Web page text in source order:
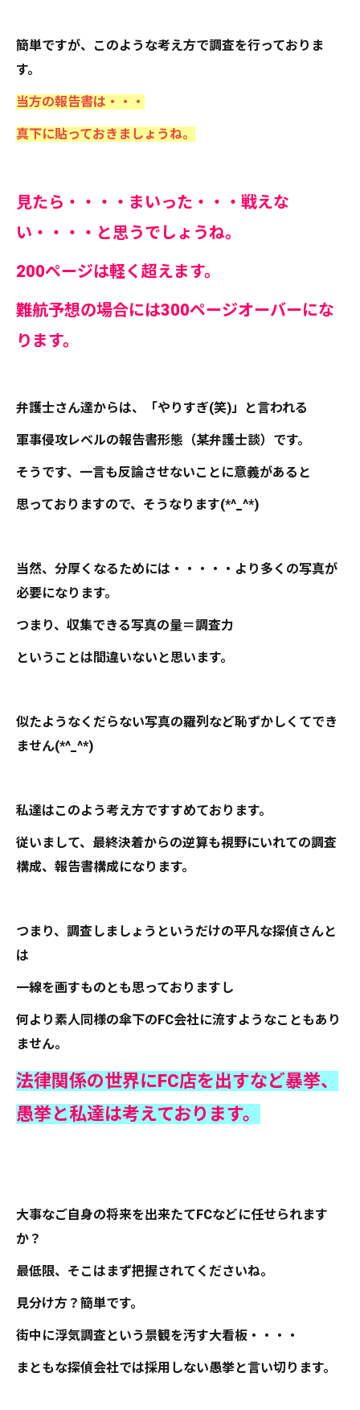
簡単ですが、このような考え方で調査を行っておりま
す。
当方の報告書は・・・
真下に貼っておきましょうね。
見たら・・・・まいった・・・戦えな
い・・・・と思うでしょうね。
200ページは軽く超えます。
難航予想の場合には300ページオーバーにな
ります。
弁護士さん達からは、「やりすぎ(笑)」と言われる
軍事侵攻レベルの報告書形態（某弁護士談）です。
そうです、一言も反論させないことに意義があると
思っておりますので、そうなります(*^_^*)
当然、分厚くなるためには・・・・・より多くの写真が
必要になります。
つまり、収集できる写真の量＝調査力
ということは間違いないと思います。
似たようなくだらない写真の羅列など恥ずかしくてでき
ません(*^_^*)
私達はこのよう考え方ですすめております。
従いまして、最終決着からの逆算も視野にいれての調査
構成、報告書構成になります。
つまり、調査しましょうというだけの平凡な探偵さんと
は
一線を画すものとも思っておりますし
何より素人同様の傘下のFC会社に流すようなこともあり
ません。
法律関係の世界にFC店を出すなど暴挙、
愚挙と私達は考えております。
大事なご自身の将来を出来たてFCなどに任せられます
か？
最低限、そこはまず把握されてくださいね。
見分け方？簡単です。
街中に浮気調査という景観を汚す大看板・・・・
まともな探偵会社では採用しない愚挙と言い切ります。